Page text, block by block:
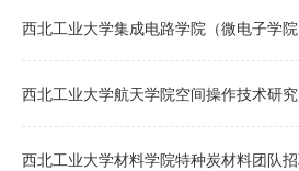
西北工业大学集成电路学院（微电子学
队招聘启事
西北工业大学航天学院空间操作技术研
西北工业大学材料学院特种炭材料团队